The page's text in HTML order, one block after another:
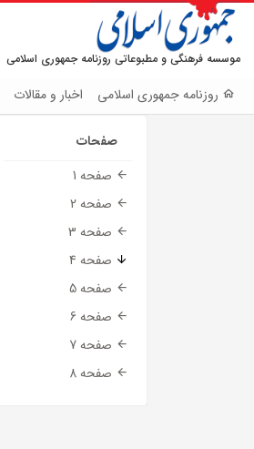
موسسه فرهنگی و مطبوعاتی روزنامه جمهوری اسلامی
روزنامه جمهوری اسلامی اخبار و مقالات
صفحات
صفحه 1
صفحه 2
صفحه 3
صفحه 4
صفحه 5
صفحه 6
صفحه 7
صفحه 8